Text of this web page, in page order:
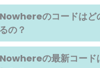
のコードはど
の？
の最新コード